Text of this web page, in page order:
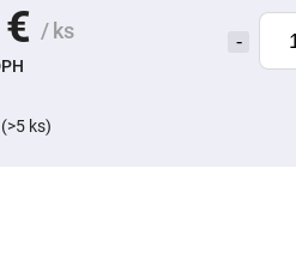
/ ks
(>5 ks)